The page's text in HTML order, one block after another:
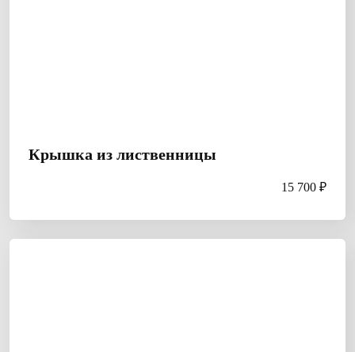
Крышка из лиственницы
15 700 ₽